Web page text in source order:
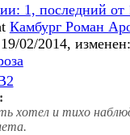
1, последний от
Камбург Роман
02/2014,
хотел и тихо